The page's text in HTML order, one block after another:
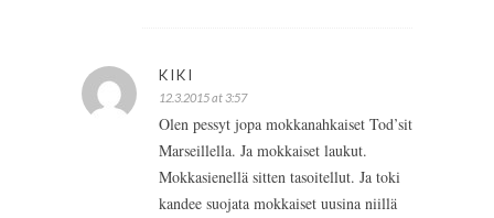
KIKI
12.3.2015 at 3:57
Olen pessyt jopa mokkanahkaiset Tod’sit
Marseillella. Ja mokkaiset laukut.
Mokkasienellä sitten tasoitellut. Ja toki
kandee suojata mokkaiset uusina niillä